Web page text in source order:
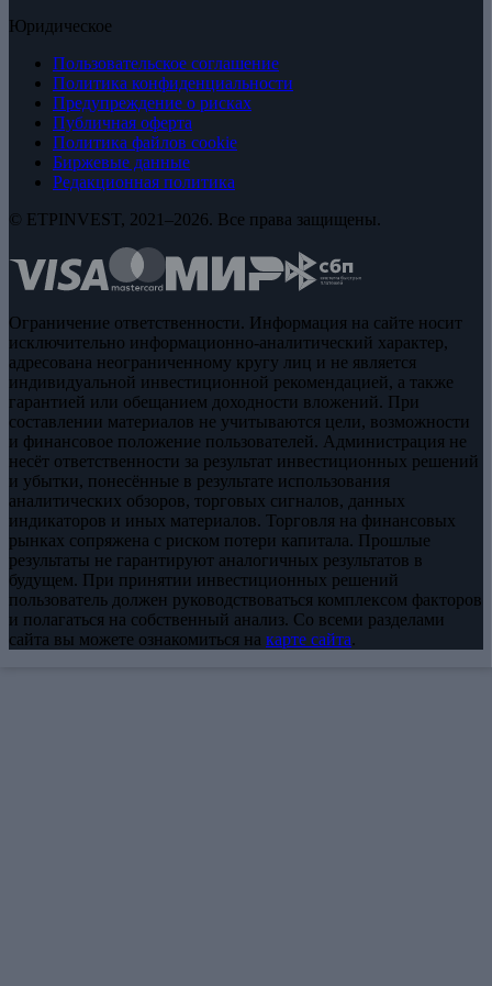
Юридическое
Пользовательское соглашение
Политика конфиденциальности
Предупреждение о рисках
Публичная оферта
Политика файлов cookie
Биржевые данные
Редакционная политика
© ETPINVEST, 2021–2026. Все права защищены.
Ограничение ответственности. Информация на сайте носит
исключительно информационно-аналитический характер,
адресована неограниченному кругу лиц и не является
индивидуальной инвестиционной рекомендацией, а также
гарантией или обещанием доходности вложений. При
составлении материалов не учитываются цели, возможности
и финансовое положение пользователей. Администрация не
несёт ответственности за результат инвестиционных решений
и убытки, понесённые в результате использования
аналитических обзоров, торговых сигналов, данных
индикаторов и иных материалов. Торговля на финансовых
рынках сопряжена с риском потери капитала. Прошлые
результаты не гарантируют аналогичных результатов в
будущем. При принятии инвестиционных решений
пользователь должен руководствоваться комплексом факторов
и полагаться на собственный анализ. Со всеми разделами
сайта вы можете ознакомиться на карте сайта.